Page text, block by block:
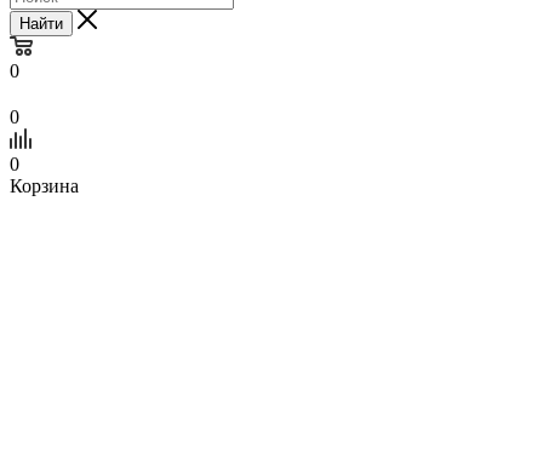
Найти
0
0
0
Корзина